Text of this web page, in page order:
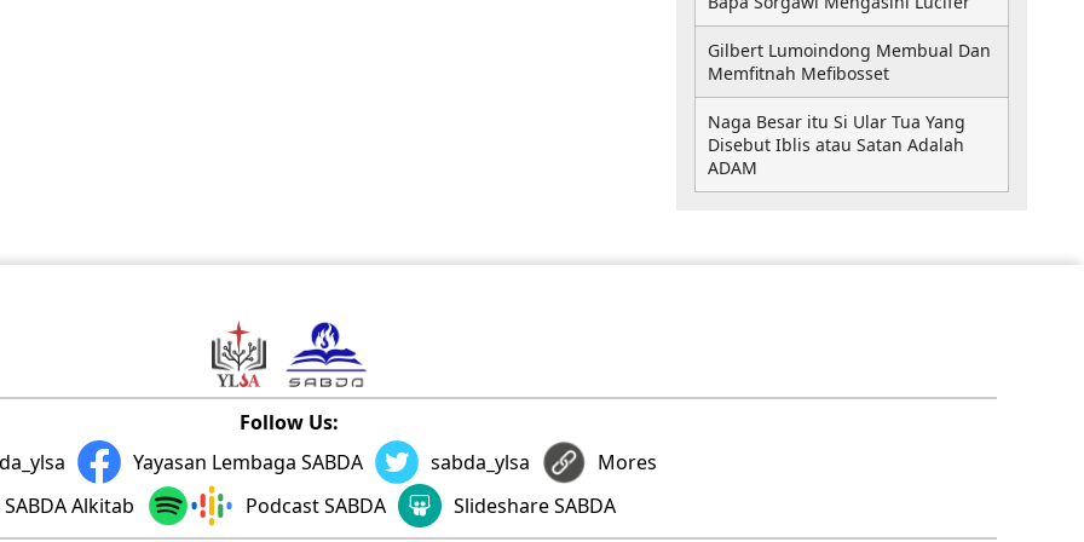
Gilbert Lumoindong Membual Dan
Memfitnah Mefibosset
Naga Besar itu Si Ular Tua Yang
Disebut Iblis atau Satan Adalah
ADAM
Follow Us:
Yayasan Lembaga SABDA sabda_ylsa
Mores
SABDA Alkitab
Podcast SABDA Slideshare SABDA